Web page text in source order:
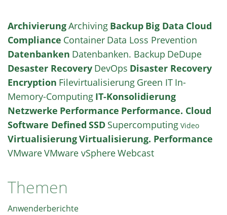
ArchivierungArchiving Backup Big Data Cloud
Compliance Container Data Loss Prevention
Datenbanken Datenbanken. Backup DeDupe
Desaster Recovery DevOps Disaster Recovery
Encryption Filevirtualisierung Green IT In-
Memory-Computing IT-Konsolidierung
Netzwerke Performance Performance. Cloud
Software Defined SSD Supercomputing Video
VirtualisierungVirtualisierung. Performance
VMwareVMware vSphereWebcast
Themen
Anwenderberichte